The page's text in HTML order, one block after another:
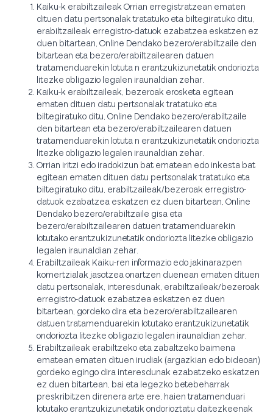
Kaiku-k erabiltzaileak Orrian erregistratzean ematen
dituen datu pertsonalak tratatuko eta biltegiratuko ditu,
erabiltzaileak erregistro-datuok ezabatzea eskatzen ez
duen bitartean, Online Dendako bezero/erabiltzaile den
bitartean eta bezero/erabiltzailearen datuen
tratamenduarekin lotuta n erantzukizunetatik ondoriozta
litezke obligazio legalen iraunaldian zehar.
Kaiku-k erabiltzaileak, bezeroak erosketa egitean
ematen dituen datu pertsonalak tratatuko eta
biltegiratuko ditu, Online Dendako bezero/erabiltzaile
den bitartean eta bezero/erabiltzailearen datuen
tratamenduarekin lotuta n erantzukizunetatik ondoriozta
litezke obligazio legalen iraunaldian zehar.
Orrian iritzi edo iradokizun bat ematean edo inkesta bat
egitean ematen dituen datu pertsonalak tratatuko eta
biltegiratuko ditu, erabiltzaileak/bezeroak erregistro-
datuok ezabatzea eskatzen ez duen bitartean, Online
Dendako bezero/erabiltzaile gisa eta
bezero/erabiltzailearen datuen tratamenduarekin
lotutako erantzukizunetatik ondoriozta litezke obligazio
legalen iraunaldian zehar.
Erabiltzaileak Kaiku-ren informazio edo jakinarazpen
komertzialak jasotzea onartzen duenean ematen dituen
datu pertsonalak, interesdunak, erabiltzaileak/bezeroak
erregistro-datuok ezabatzea eskatzen ez duen
bitartean, gordeko dira eta bezero/erabiltzailearen
datuen tratamenduarekin lotutako erantzukizunetatik
ondoriozta litezke obligazio legalen iraunaldian zehar.
Erabiltzaileak erabiltzeko eta zabaltzeko baimena
ematean ematen dituen irudiak (argazkian edo bideoan)
gordeko egingo dira interesdunak ezabatzeko eskatzen
ez duen bitartean, bai eta legezko betebeharrak
preskribitzen direnera arte ere, haien tratamenduari
lotutako erantzukizunetatik ondorioztatu daitezkeenak